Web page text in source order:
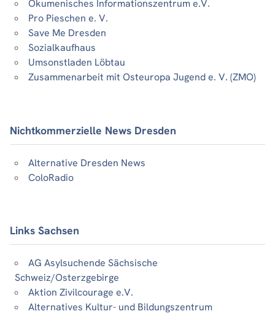
Ökumenisches Informationszentrum e.V.
Pro Pieschen e. V.
Save Me Dresden
Sozialkaufhaus
Umsonstladen Löbtau
Zusammenarbeit mit Osteuropa Jugend e. V. (ZMO)
Nichtkommerzielle News Dresden
Alternative Dresden News
ColoRadio
Links Sachsen
AG Asylsuchende Sächsische
Schweiz/Osterzgebirge
Aktion Zivilcourage e.V.
Alternatives Kultur- und Bildungszentrum